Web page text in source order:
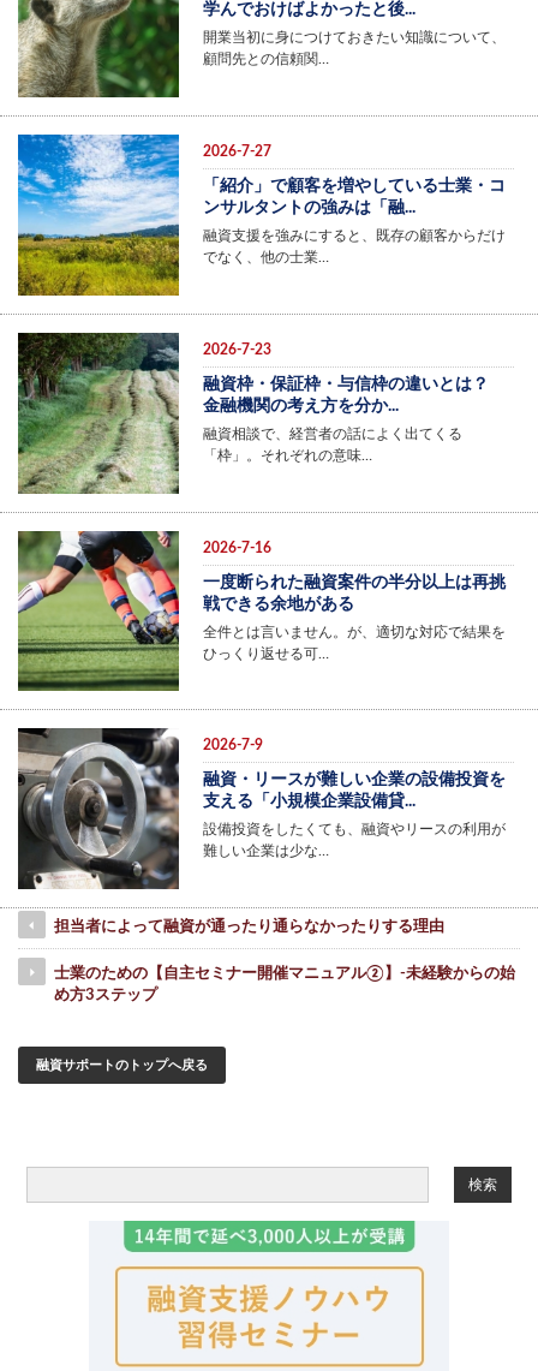
学んでおけばよかったと後...
開業当初に身につけておきたい知識について、
顧問先との信頼関…
2026-7-27
「紹介」で顧客を増やしている士業・コ
ンサルタントの強みは「融...
融資支援を強みにすると、既存の顧客からだけ
でなく、他の士業…
2026-7-23
融資枠・保証枠・与信枠の違いとは？
金融機関の考え方を分か...
融資相談で、経営者の話によく出てくる
「枠」。それぞれの意味…
2026-7-16
一度断られた融資案件の半分以上は再挑
戦できる余地がある
全件とは言いません。が、適切な対応で結果を
ひっくり返せる可…
2026-7-9
融資・リースが難しい企業の設備投資を
支える「小規模企業設備貸...
設備投資をしたくても、融資やリースの利用が
難しい企業は少な…
担当者によって融資が通ったり通らなかったりする理由
士業のための【自主セミナー開催マニュアル②】-未経験からの始
め方3ステップ
融資サポートのトップへ戻る